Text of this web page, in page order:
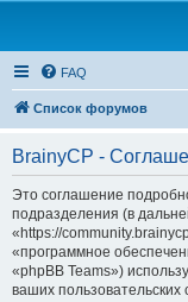
FAQ
Список форумов
BrainyCP -
Это соглашение
подразделения (в
«https://
«программное
«phpBB Teams»)
ваших